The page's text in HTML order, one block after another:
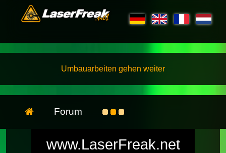
Umbauarbeiten gehen weiter
Forum
www.LaserFreak.net